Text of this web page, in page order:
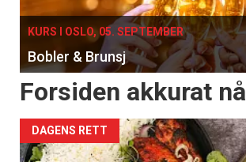
KURS I OSLO, 05. SEPTEMBER
Bobler & Brunsj
Forsiden akkurat nå
DAGENS RETT